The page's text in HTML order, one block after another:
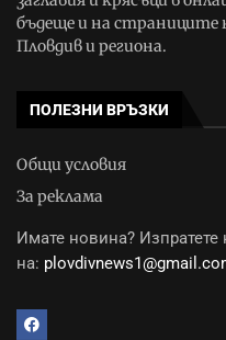
бъдеще и на страниците
Пловдив и региона.
ПОЛЕЗНИ ВРЪЗКИ
Общи условия
За реклама
Имате новина? Изпратете
на: